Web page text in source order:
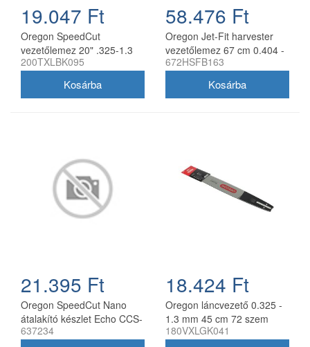
19.047 Ft
Oregon SpeedCut
vezetőlemez 20" .325-1.3
mm 78 szem Husqvarna
200TXLBK095
58.476 Ft
Oregon Jet-Fit harvester
vezetőlemez 67 cm 0.404 -
2.0 mm
672HSFB163
21.395 Ft
Oregon SpeedCut Nano
átalakító készlet Echo CCS-
58V láncfűrészhez 40 cm
637234
18.424 Ft
Oregon láncvezető 0.325 -
1.3 mm 45 cm 72 szem
Husqvarna fűrészekhez
180VXLGK041